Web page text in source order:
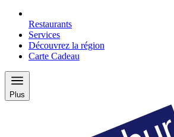
Restaurants
Services
Découvrez la région
Carte Cadeau
Plus